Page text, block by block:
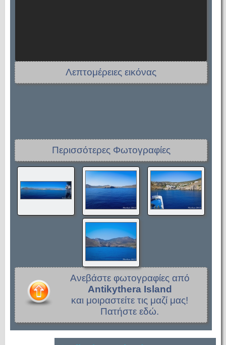
Λεπτομέρειες εικόνας
Περισσότερες Φωτογραφίες
Ανεβάστε φωτογραφίες από
Antikythera Island
και μοιραστείτε τις μαζί μας!
Πατήστε εδώ.